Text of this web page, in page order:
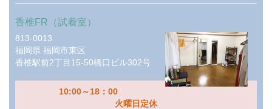
香椎FR（試着室）
813-0013
福岡県 福岡市東区
香椎駅前2丁目15-50橋口ビル302号
10:00～18：00
火曜日定休